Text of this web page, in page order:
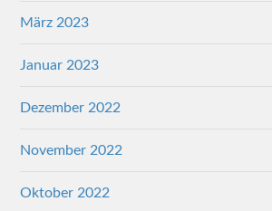
März 2023
Januar 2023
Dezember 2022
November 2022
Oktober 2022